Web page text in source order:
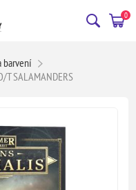
0
barvení
T SALAMANDERS